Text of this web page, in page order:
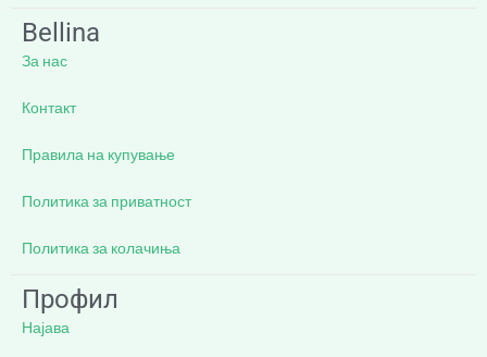
Bellina
За нас
Контакт
Правила на купување
Политика за приватност
Политика за колачиња
Профил
Најава